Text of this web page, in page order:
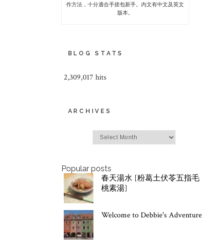
作方法，十分適合手搓包新手。內文有中文及英文
版本。
BLOG STATS
2,309,017 hits
ARCHIVES
Popular posts
春天湯水 [粉葛土伏苓五指毛
桃素湯]
Welcome to Debbie's Adventure